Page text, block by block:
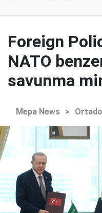
Foreign
NATO
savunma
Mepa News >